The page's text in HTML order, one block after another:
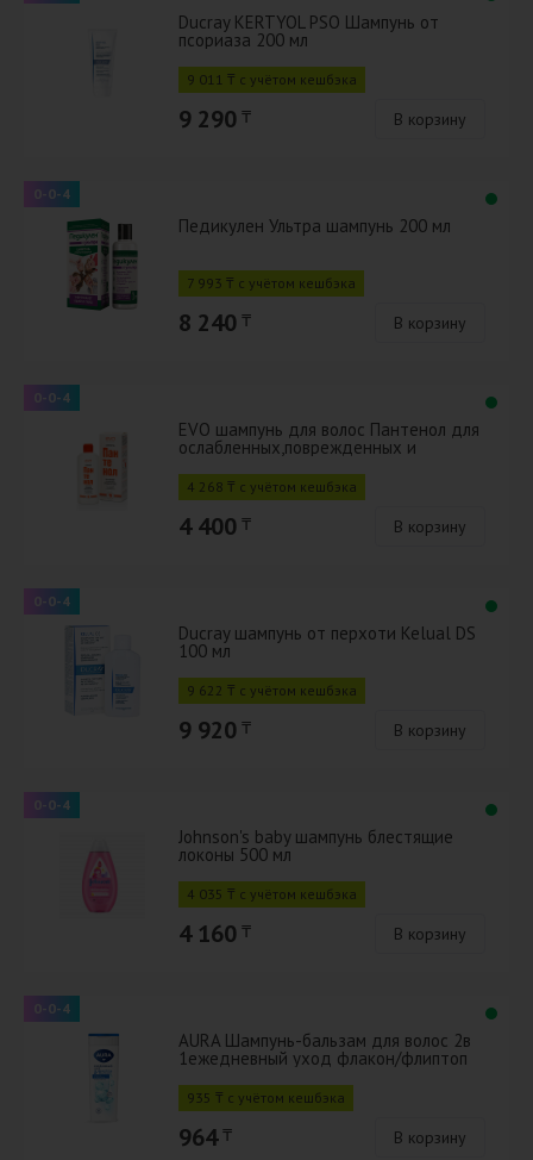
Ducray KERTYOL PSO Шампунь от
псориаза 200 мл
9 011 ₸ с учётом кешбэка
9 290 ₸ В корзину
0-0-4
Педикулен Ультра шампунь 200 мл
7 993 ₸ с учётом кешбэка
8 240 ₸ В корзину
0-0-4
EVO шампунь для волос Пантенол для
ослабленных,поврежденных и
4 268 ₸ с учётом кешбэка
4 400 ₸ В корзину
0-0-4
Ducray шампунь от перхоти Kelual DS
100 мл
9 622 ₸ с учётом кешбэка
9 920 ₸ В корзину
0-0-4
Johnson's baby шампунь блестящие
локоны 500 мл
4 035 ₸ с учётом кешбэка
4 160 ₸ В корзину
0-0-4
AURA Шампунь-бальзам для волос 2в
1ежедневный уход флакон/флиптоп
935 ₸ с учётом кешбэка
964 ₸ В корзину